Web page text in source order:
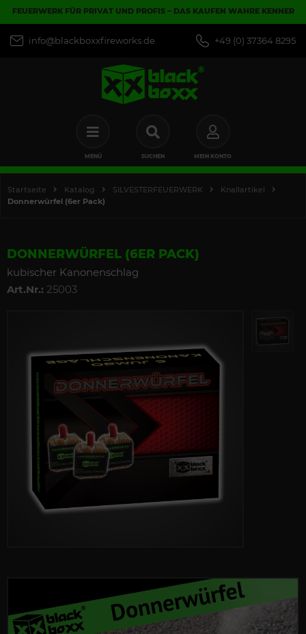
FEUERWERK FÜR PRIVAT UND PROFIS – DAS KAUFEN WAHRE KENNER
info@blackboxxfireworks.de +49 (0) 37364 8295
MENÜ SUCHEN MEIN KONTO
Startseite Katalog SILVESTERFEUERWERK
Knallartikel
Donnerwürfel (6er Pack)
DONNERWÜRFEL (6ER PACK)
kubischer Kanonenschlag
Art.Nr.: 25003